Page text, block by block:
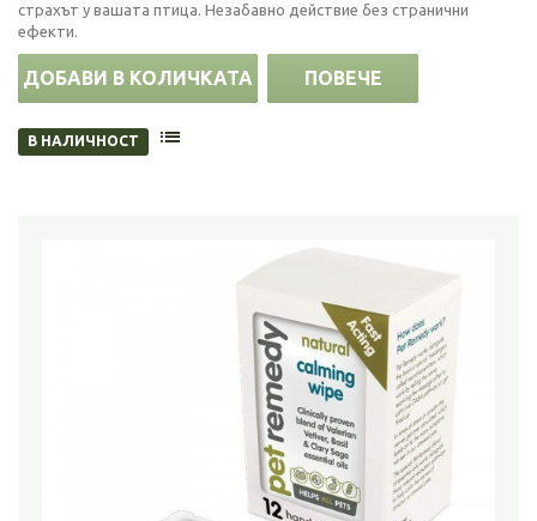
страхът у вашата птица. Незабавно действие без странични
ефекти.
ДОБАВИ В КОЛИЧКАТА ПОВЕЧЕ
В НАЛИЧНОСТ